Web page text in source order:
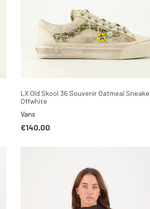
LX Old Skool 36 Souvenir Oatmeal
Offwhite
Vans
€140,00